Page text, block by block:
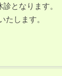
となります。
たします。